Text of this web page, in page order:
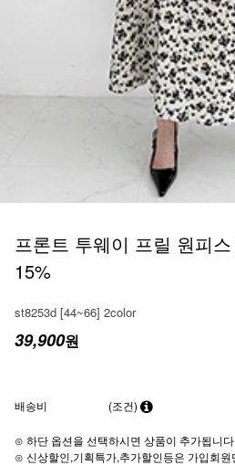
프론트 투웨이 프릴 원피
15%
st8253d [44~66] 2color
39,900원
배송비 (조건)
⊙ 하단 옵션을 선택하시면 상품이 추가됩니
⊙ 신상할인,기획특가,추가할인등은 가입회원